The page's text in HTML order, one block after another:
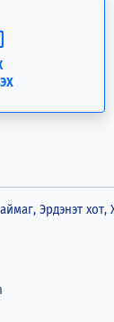
Эрдэнэт хот,